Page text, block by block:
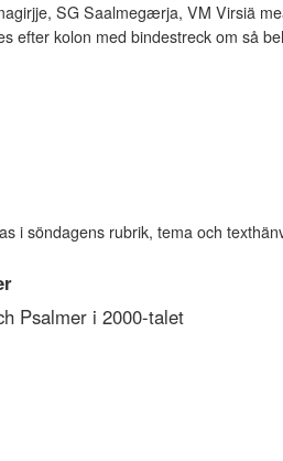
SG Saalmegærja, VM Virsiä
efter kolon med bindestreck om så
i söndagens rubrik, tema och
Psalmer i 2000-talet